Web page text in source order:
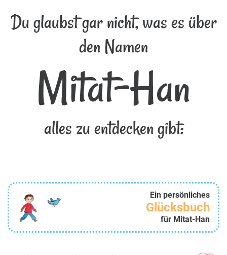
Du glaubst gar nicht, was es über
den Namen
Mitat-Han
alles zu entdecken gibt:
Ein persönliches
Glücksbuch
für Mitat-Han